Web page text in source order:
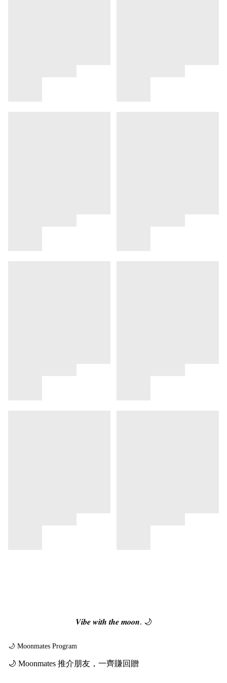
𝑽𝒊𝒃𝒆 𝒘𝒊𝒕𝒉 𝒕𝒉𝒆 𝒎𝒐𝒐𝒏. 🌙
🌙 Moonmates Program
🌙 Moonmates 推介朋友，一齊賺回贈